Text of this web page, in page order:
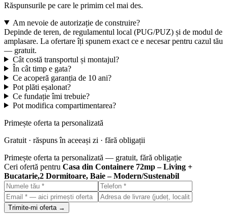
Răspunsurile pe care le primim cel mai des.
Am nevoie de autorizație de construire?
Depinde de teren, de regulamentul local (PUG/PUZ) și de modul de
amplasare. La ofertare îți spunem exact ce e necesar pentru cazul tău
— gratuit.
Cât costă transportul și montajul?
În cât timp e gata?
Ce acoperă garanția de 10 ani?
Pot plăti eșalonat?
Ce fundație îmi trebuie?
Pot modifica compartimentarea?
Primește oferta ta personalizată
Gratuit · răspuns în aceeași zi · fără obligații
Primește oferta ta personalizată — gratuit, fără obligație
Ceri ofertă pentru Casa din Containere 72mp – Living +
Bucatarie,2 Dormitoare, Baie – Modern/Sustenabil
Trimite-mi oferta →